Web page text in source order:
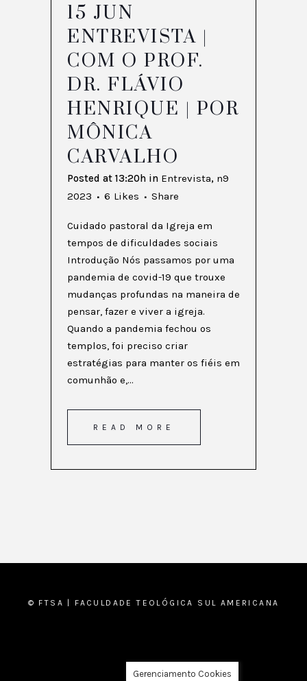
15 JUN
ENTREVISTA |
COM O PROF.
DR. FLÁVIO
HENRIQUE | POR
MÔNICA
CARVALHO
Posted at 13:20h in Entrevista, n9
2023
6 Likes Share
Cuidado pastoral da Igreja em
tempos de dificuldades sociais
Introdução Nós passamos por uma
pandemia de covid-19 que trouxe
mudanças profundas na maneira de
pensar, fazer e viver a igreja.
Quando a pandemia fechou os
templos, foi preciso criar
estratégias para manter os fiéis em
comunhão e,...
READ MORE
© FTSA | FACULDADE TEOLÓGICA SUL AMERICANA
Gerenciamento Cookies